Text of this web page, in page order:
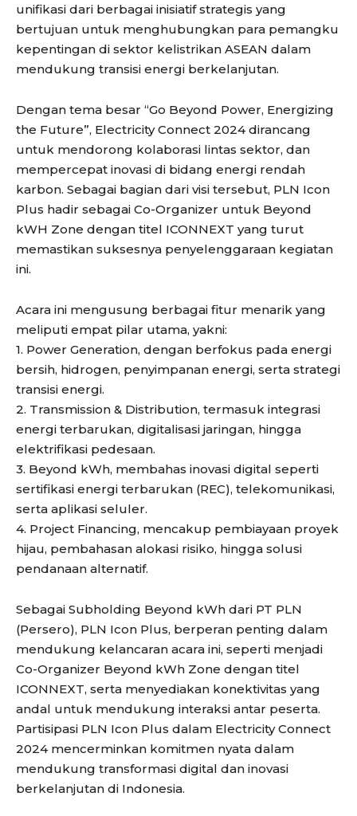
unifikasi dari berbagai inisiatif strategis yang
bertujuan untuk menghubungkan para pemangku
kepentingan di sektor kelistrikan ASEAN dalam
mendukung transisi energi berkelanjutan.
Dengan tema besar “Go Beyond Power, Energizing
the Future”, Electricity Connect 2024 dirancang
untuk mendorong kolaborasi lintas sektor, dan
mempercepat inovasi di bidang energi rendah
karbon. Sebagai bagian dari visi tersebut, PLN Icon
Plus hadir sebagai Co-Organizer untuk Beyond
kWH Zone dengan titel ICONNEXT yang turut
memastikan suksesnya penyelenggaraan kegiatan
ini.
Acara ini mengusung berbagai fitur menarik yang
meliputi empat pilar utama, yakni:
1. Power Generation, dengan berfokus pada energi
bersih, hidrogen, penyimpanan energi, serta strategi
transisi energi.
2. Transmission & Distribution, termasuk integrasi
energi terbarukan, digitalisasi jaringan, hingga
elektrifikasi pedesaan.
3. Beyond kWh, membahas inovasi digital seperti
sertifikasi energi terbarukan (REC), telekomunikasi,
serta aplikasi seluler.
4. Project Financing, mencakup pembiayaan proyek
hijau, pembahasan alokasi risiko, hingga solusi
pendanaan alternatif.
Sebagai Subholding Beyond kWh dari PT PLN
(Persero), PLN Icon Plus, berperan penting dalam
mendukung kelancaran acara ini, seperti menjadi
Co-Organizer Beyond kWh Zone dengan titel
ICONNEXT, serta menyediakan konektivitas yang
andal untuk mendukung interaksi antar peserta.
Partisipasi PLN Icon Plus dalam Electricity Connect
2024 mencerminkan komitmen nyata dalam
mendukung transformasi digital dan inovasi
berkelanjutan di Indonesia.